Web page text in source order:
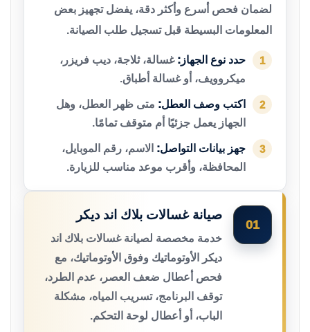
لضمان فحص أسرع وأكثر دقة، يفضل تجهيز بعض
المعلومات البسيطة قبل تسجيل طلب الصيانة.
1 حدد نوع الجهاز: غسالة، ثلاجة، ديب فريزر،
ميكروويف، أو غسالة أطباق.
2 اكتب وصف العطل: متى ظهر العطل، وهل
الجهاز يعمل جزئيًا أم متوقف تمامًا.
3 جهز بيانات التواصل: الاسم، رقم الموبايل،
المحافظة، وأقرب موعد مناسب للزيارة.
01
صيانة غسالات بلاك اند ديكر
خدمة مخصصة لصيانة غسالات بلاك اند
ديكر الأوتوماتيك وفوق الأوتوماتيك، مع
فحص أعطال ضعف العصر، عدم الطرد،
توقف البرنامج، تسريب المياه، مشكلة
الباب، أو أعطال لوحة التحكم.